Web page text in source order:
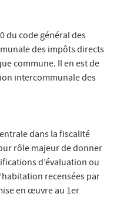
du code général des
des impôts directs
commune. Il en est de
intercommunale des
dans la fiscalité
rôle majeur de donner
d’évaluation ou
recensées par
en œuvre au 1er